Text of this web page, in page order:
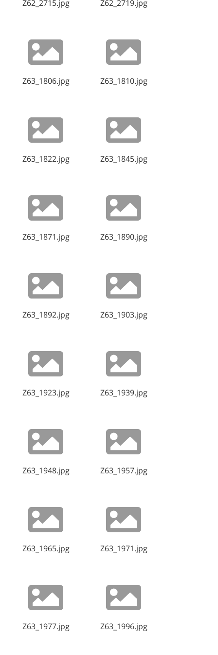
Z62_2715.jpg Z62_2719.jpg
Z63_1806.jpg Z63_1810.jpg
Z63_1822.jpg Z63_1845.jpg
Z63_1871.jpg Z63_1890.jpg
Z63_1892.jpg Z63_1903.jpg
Z63_1923.jpg Z63_1939.jpg
Z63_1948.jpg Z63_1957.jpg
Z63_1965.jpg Z63_1971.jpg
Z63_1977.jpg Z63_1996.jpg